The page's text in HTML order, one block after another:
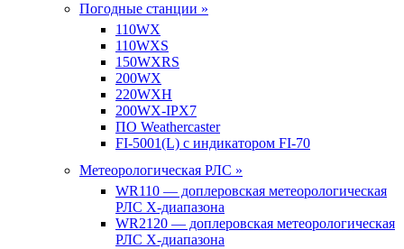
Погодные станции »
110WX
110WXS
150WXRS
200WX
220WXH
200WX-IPX7
ПО Weathercaster
FI-5001(L) с индикатором FI-70
Метеорологическая РЛС »
WR110 — доплеровская метеорологическая
РЛС X-диапазона
WR2120 — доплеровская метеорологическая
РЛС X-диапазона